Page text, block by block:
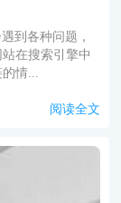
到各种问题，
在搜索引擎中
情...
阅读全文